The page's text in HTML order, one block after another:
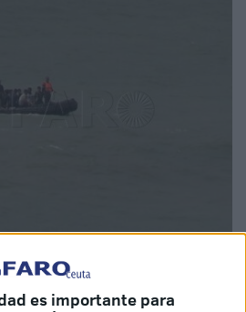
es importante para